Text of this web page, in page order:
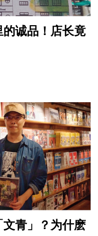
诚品！店长竟
青」？为什麽